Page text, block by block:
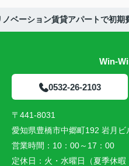
ベーション賃貸アパートで初
Win-
0532-26-2103
〒441-8031
愛知県豊橋市中郷町192 岩月ビ
営業時間： 10：00～17：00
定休日： 火・水曜日（夏季休暇